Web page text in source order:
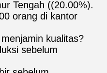
Tengah ((20.00%).
orang di kantor
kualitas?
sebelum